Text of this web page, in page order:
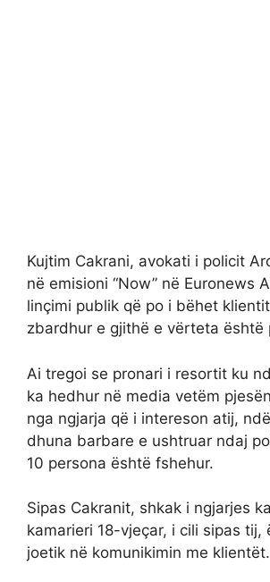
Kujtim Cakrani, avokati i policit
në emisioni “Now” në Euronews
linçimi publik që po i bëhet
zbardhur e gjithë e vërteta është
Ai tregoi se pronari i resortit ku
ka hedhur në media vetëm
nga ngjarja që i intereson atij,
dhuna barbare e ushtruar ndaj
10 persona është fshehur.
Sipas Cakranit, shkak i ngjarjes
kamarieri 18-vjeçar, i cili sipas tij,
joetik në komunikimin me klientët.